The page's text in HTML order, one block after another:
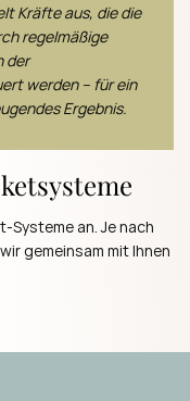
Kräfte aus, die die
regelmäßige
der
werden – für ein
Ergebnis.
an. Je nach
gemeinsam mit Ihnen